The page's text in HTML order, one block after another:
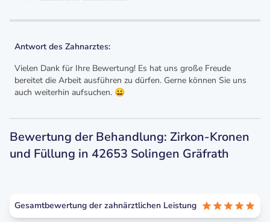
Antwort des Zahnarztes:
Vielen Dank für Ihre Bewertung! Es hat uns große Freude
bereitet die Arbeit ausführen zu dürfen. Gerne können Sie uns
auch weiterhin aufsuchen. 😀
Bewertung der Behandlung: Zirkon-Kronen
und Füllung in 42653 Solingen Gräfrath
Gesamtbewertung der zahnärztlichen Leistung